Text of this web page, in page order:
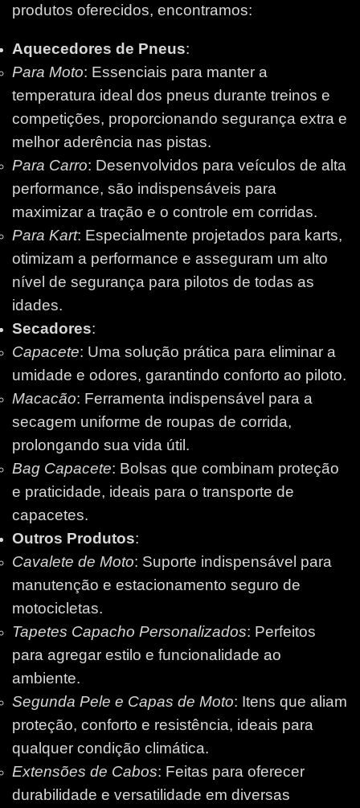
produtos oferecidos, encontramos:
Aquecedores de Pneus:
Para Moto: Essenciais para manter a
temperatura ideal dos pneus durante treinos e
competições, proporcionando segurança extra e
melhor aderência nas pistas.
Para Carro: Desenvolvidos para veículos de alta
performance, são indispensáveis para
maximizar a tração e o controle em corridas.
Para Kart: Especialmente projetados para karts,
otimizam a performance e asseguram um alto
nível de segurança para pilotos de todas as
idades.
Secadores:
Capacete: Uma solução prática para eliminar a
umidade e odores, garantindo conforto ao piloto.
Macacão: Ferramenta indispensável para a
secagem uniforme de roupas de corrida,
prolongando sua vida útil.
Bag Capacete: Bolsas que combinam proteção
e praticidade, ideais para o transporte de
capacetes.
Outros Produtos:
Cavalete de Moto: Suporte indispensável para
manutenção e estacionamento seguro de
motocicletas.
Tapetes Capacho Personalizados: Perfeitos
para agregar estilo e funcionalidade ao
ambiente.
Segunda Pele e Capas de Moto: Itens que aliam
proteção, conforto e resistência, ideais para
qualquer condição climática.
Extensões de Cabos: Feitas para oferecer
durabilidade e versatilidade em diversas